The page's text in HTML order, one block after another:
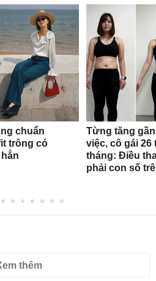
chuẩn
trông có
Từng tăng
việc, cô gái
tháng: Điều
phải con số